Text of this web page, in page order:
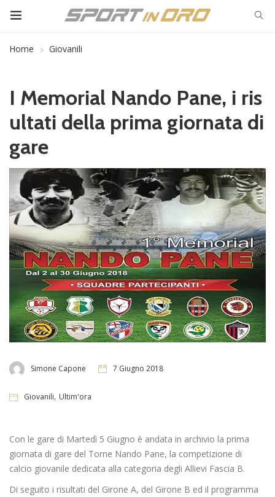
Home Giovanili
I Memorial Nando Pane, i ris
ultati della prima giornata di
gare
Simone Capone 7 Giugno 2018
Giovanili, Ultim'ora
Con le gare di Martedì 5 Giugno è andata in archivio la prima
giornata di gare del Torne Nando Pane, la competizione di
calcio giovanile dedicata alla categoria degli Allievi Fascia B.
Di seguito i risultati del Girone A, del Girone B ed il programma